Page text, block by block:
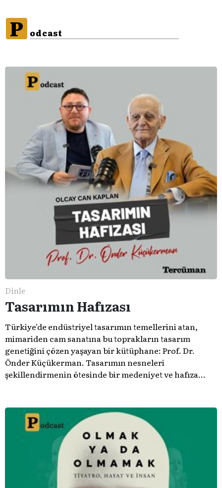
P odcast
Dinle
Tasarımın Hafızası
Türkiye’de endüstriyel tasarımın temellerini atan,
mimariden cam sanatına bu toprakların tasarım
genetiğini çözen yaşayan bir kütüphane: Prof. Dr.
Önder Küçükerman. ​Tasarımın nesneleri
şekillendirmenin ötesinde bir medeniyet ve hafıza